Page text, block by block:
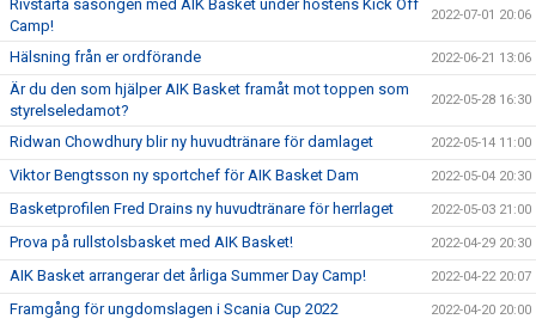
Rivstarta säsongen med AIK Basket under höstens Kick Off
Camp!
2022-07-01 20:06
Hälsning från er ordförande 2022-06-21 13:06
Är du den som hjälper AIK Basket framåt mot toppen som
styrelseledamot?
2022-05-28 16:30
Ridwan Chowdhury blir ny huvudtränare för damlaget 2022-05-14 11:00
Viktor Bengtsson ny sportchef för AIK Basket Dam 2022-05-04 20:30
Basketprofilen Fred Drains ny huvudtränare för herrlaget 2022-05-03 21:00
Prova på rullstolsbasket med AIK Basket! 2022-04-29 20:30
AIK Basket arrangerar det årliga Summer Day Camp! 2022-04-22 20:07
Framgång för ungdomslagen i Scania Cup 2022 2022-04-20 20:00